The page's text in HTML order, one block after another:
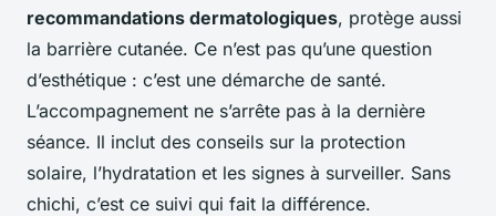
recommandations dermatologiques, protège aussi
la barrière cutanée. Ce n’est pas qu’une question
d’esthétique : c’est une démarche de santé.
L’accompagnement ne s’arrête pas à la dernière
séance. Il inclut des conseils sur la protection
solaire, l’hydratation et les signes à surveiller. Sans
chichi, c’est ce suivi qui fait la différence.